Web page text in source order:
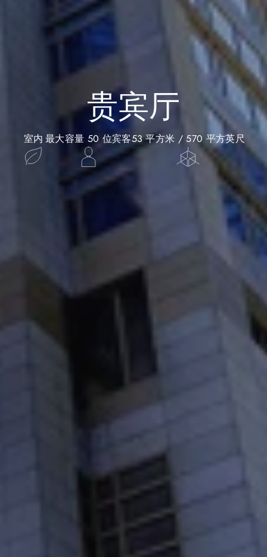
贵宾厅
室内 最大容量 50 位宾客53 平方米 / 570 平方英尺